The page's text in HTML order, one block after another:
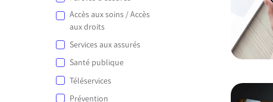
Accès aux soins / Accès
aux droits
Services aux assurés
Santé publique
Téléservices
Prévention